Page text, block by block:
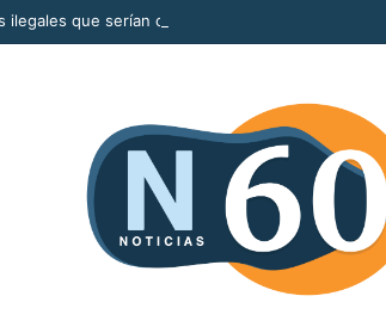
ilegales que serían comercializados durante la